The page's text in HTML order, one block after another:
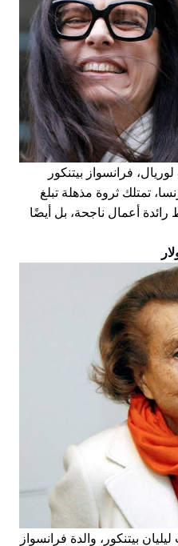
فرانسواز بيتنكور
تمتلك ثروة مذهلة تبلغ
رائدة أعمال ناجحة، بل أيضًا
في عام 2017، كانت ليليان بيتنكور، والدة فرانسواز